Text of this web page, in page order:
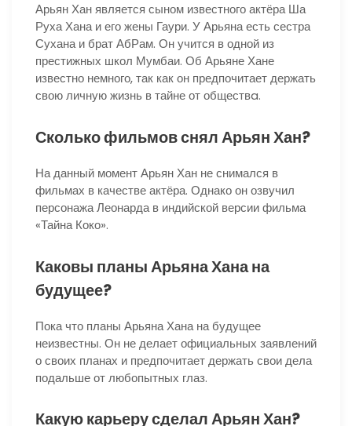
Арьян Хан является сыном известного актёра Ша
Руха Хана и его жены Гаури. У Арьяна есть сестра
Сухана и брат АбРам. Он учится в одной из
престижных школ Мумбаи. Об Арьяне Хане
известно немного, так как он предпочитает держать
свою личную жизнь в тайне от обществa.
Сколько фильмов снял Арьян Хан?
На данный момент Арьян Хан не снимался в
фильмах в качестве актёра. Однако он озвучил
персонажа Леонарда в индийской версии фильма
«Тайна Коко».
Каковы планы Арьяна Хана на
будущее?
Пока что планы Арьяна Хана на будущее
неизвестны. Он не делает официальных заявлений
о своих планах и предпочитает держать свои дела
подальше от любопытных глаз.
Какую карьеру сделал Арьян Хан?